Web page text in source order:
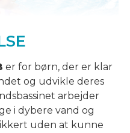
er for børn, der er klar
og udvikle deres
arbejder
i dybere vand og
uden at kunne